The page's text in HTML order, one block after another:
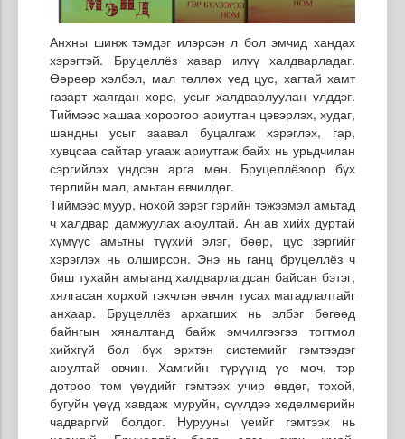
Анхны шинж тэмдэг илэрсэн л бол эмчид хандах
хэрэгтэй. Бруцеллёз хавар илүү халдварладаг.
Өөрөөр хэлбэл, мал төллөх үед цус, хагтай хамт
газарт хаягдан хөрс, усыг халдварлуулан үлддэг.
Тиймээс хашаа хороогоо ариутган цэвэрлэх, худаг,
шандны усыг заавал буцалгаж хэрэглэх, гар,
хувцсаа сайтар угааж ариутгаж байх нь урьдчилан
сэргийлэх үндсэн арга мөн. Бруцеллёзоор бүх
төрлийн мал, амьтан өвчилдөг.
Тиймээс муур, нохой зэрэг гэрийн тэжээмэл амьтад
ч халдвар дамжуулах аюултай. Ан ав хийх дуртай
хүмүүс амьтны түүхий элэг, бөөр, цус зэргийг
хэрэглэх нь олширсон. Энэ нь ганц бруцеллёз ч
биш тухайн амьтанд халдварлагдсан байсан бэтэг,
хялгасан хорхой гэхчлэн өвчин тусах магадлалтайг
анхаар. Бруцеллёз архагших нь элбэг бөгөөд
байнгын хяналтанд байж эмчилгээгээ тогтмол
хийхгүй бол бүх эрхтэн системийг гэмтээдэг
аюултай өвчин. Хамгийн түрүүнд үе мөч, тэр
дотроо том үеүдийг гэмтээх учир өвдөг, тохой,
бугуйн үеүд хавдаж муруйн, сүүлдээ хөдөлмөрийн
чадваргүй болдог. Нурууны үеийг гэмтээх нь